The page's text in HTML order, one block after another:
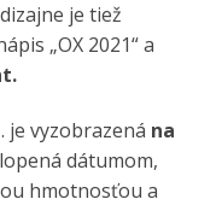
je tiež
„OX 2021“ a
je vyzobrazená na
dátumom,
hmotnosťou a